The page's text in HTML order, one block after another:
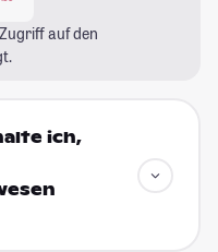
auf den
ich,